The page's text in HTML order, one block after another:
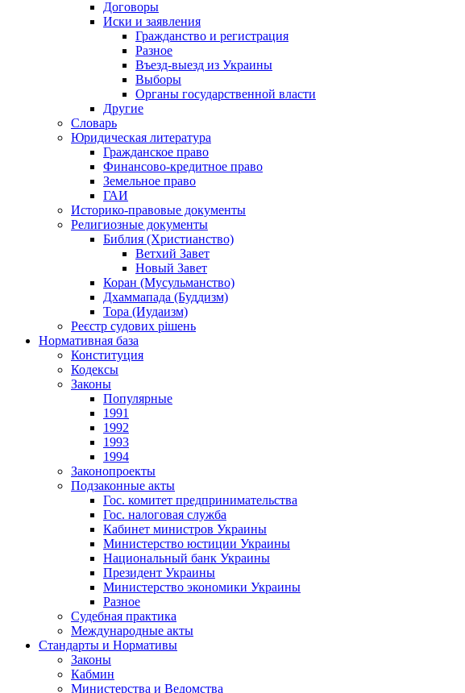
Договоры
Иски и заявления
Гражданство и регистрация
Разное
Въезд-выезд из Украины
Выборы
Органы государственной власти
Другие
Словарь
Юридическая литература
Гражданское право
Финансово-кредитное право
Земельное право
ГАИ
Историко-правовые документы
Религиозные документы
Библия (Христианство)
Ветхий Завет
Новый Завет
Коран (Мусульманство)
Дхаммапада (Буддизм)
Тора (Иудаизм)
Реєстр судових рішень
Нормативная база
Конституция
Кодексы
Законы
Популярные
1991
1992
1993
1994
Законопроекты
Подзаконные акты
Гос. комитет предпринимательства
Гос. налоговая служба
Кабинет министров Украины
Министерство юстиции Украины
Национальный банк Украины
Президент Украины
Министерство экономики Украины
Разное
Судебная практика
Международные акты
Стандарты и Нормативы
Законы
Кабмин
Министерства и Ведомства